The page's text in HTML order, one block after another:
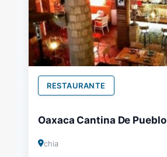
RESTAURANTE
Oaxaca Cantina De Pueblo
chia